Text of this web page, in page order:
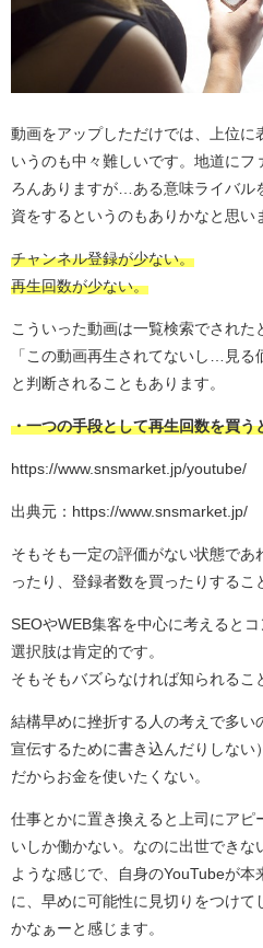
動画をアップしただけでは、上位に
いうのも中々難しいです。地道に
ろんありますが…ある意味ライバル
資をするというのもありかなと思い
チャンネル登録が少ない。
再生回数が少ない。
こういった動画は一覧検索でされ
「この動画再生されてないし…見る
と判断されることもあります。
・一つの手段として再生回数を買う
https://www.snsmarket.jp/youtube/
出典元： https://www.snsmarket.jp/
そもそも一定の評価がない状態で
ったり、登録者数を買ったりするこ
SEOやWEB集客を中心に考えると
選択肢は肯定的です。
そもそもバズらなければ知られるこ
結構早めに挫折する人の考えで多
宣伝するために書き込んだりしない
だからお金を使いたくない。
仕事とかに置き換えると上司にアピ
いしか働かない。なのに出世でき
ような感じで、自身のYouTubeが
に、早めに可能性に見切りをつけ
かなぁーと感じます。